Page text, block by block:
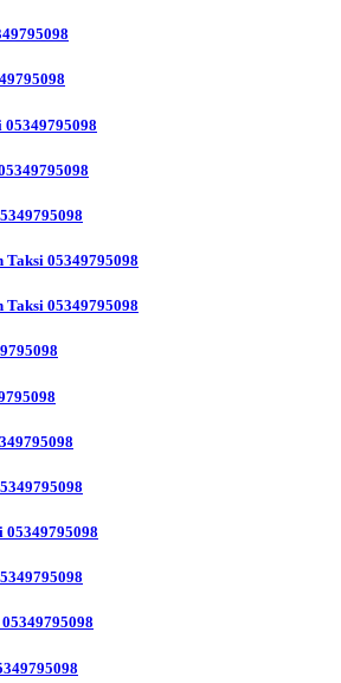
Taksi 05349795098
Taksi 05349795098
05349795098